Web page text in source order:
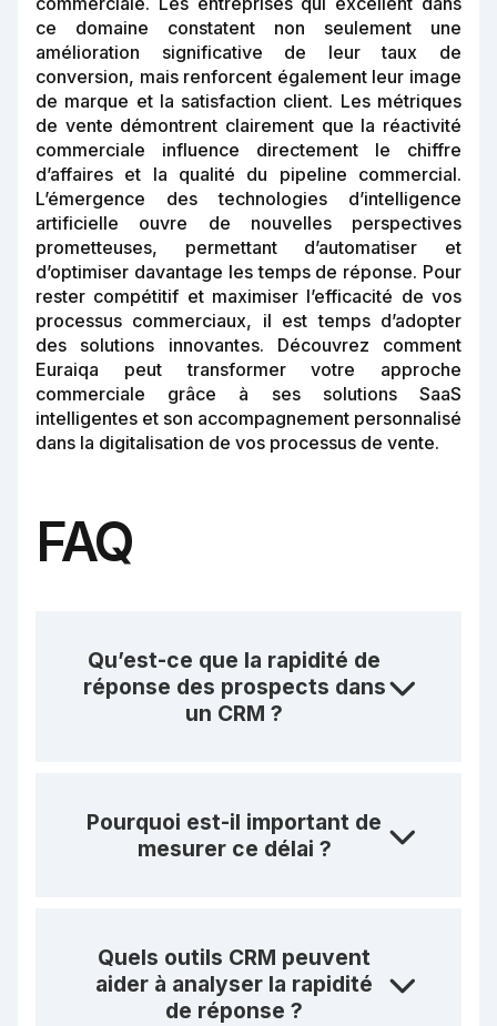
ce domaine constatent non seulement une
amélioration significative de leur taux de
conversion, mais renforcent également leur image
de marque et la satisfaction client. Les métriques
de vente démontrent clairement que la réactivité
commerciale influence directement le chiffre
d’affaires et la qualité du pipeline commercial.
L’émergence des technologies d’intelligence
artificielle ouvre de nouvelles perspectives
prometteuses, permettant d’automatiser et
d’optimiser davantage les temps de réponse. Pour
rester compétitif et maximiser l’efficacité de vos
processus commerciaux, il est temps d’adopter
des solutions innovantes. Découvrez comment
Euraiqa peut transformer votre approche
commerciale grâce à ses solutions SaaS
intelligentes et son accompagnement personnalisé
dans la digitalisation de vos processus de vente.
FAQ
Qu’est-ce que la rapidité de
réponse des prospects dans
un CRM ?
Pourquoi est-il important de
mesurer ce délai ?
Quels outils CRM peuvent
aider à analyser la rapidité
de réponse ?